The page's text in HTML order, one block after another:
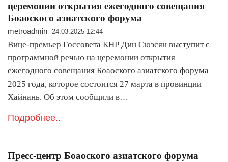
церемонии открытия ежегодного совещания
Боаоского азиатского форума
metroadmin 24.03.2025 12:44
Вице-премьер Госсовета КНР Дин Сюэсян выступит с
программной речью на церемонии открытия
ежегодного совещания Боаоского азиатского форума
2025 года, которое состоится 27 марта в провинции
Хайнань. Об этом сообщили в…
Подробнее..
Пресс-центр Боаоского азиатского форума